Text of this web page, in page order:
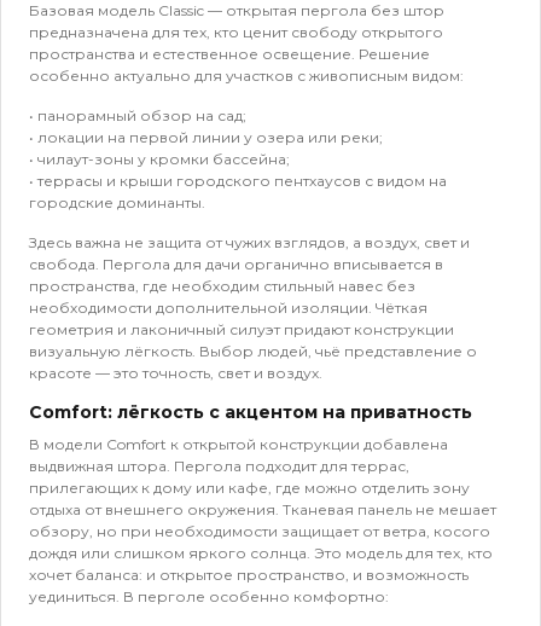
Базовая модель Classic — открытая пергола без штор
предназначена для тех, кто ценит свободу открытого
пространства и естественное освещение. Решение
особенно актуально для участков с живописным видом:
• панорамный обзор на сад;
• локации на первой линии у озера или реки;
• чилаут-зоны у кромки бассейна;
• террасы и крыши городского пентхаусов с видом на
городские доминанты.
Здесь важна не защита от чужих взглядов, а воздух, свет и
свобода. Пергола для дачи органично вписывается в
пространства, где необходим стильный навес без
необходимости дополнительной изоляции. Чёткая
геометрия и лаконичный силуэт придают конструкции
визуальную лёгкость. Выбор людей, чьё представление о
красоте — это точность, свет и воздух.
Comfort: лёгкость с акцентом на приватность
В модели Comfort к открытой конструкции добавлена
выдвижная штора. Пергола подходит для террас,
прилегающих к дому или кафе, где можно отделить зону
отдыха от внешнего окружения. Тканевая панель не мешает
обзору, но при необходимости защищает от ветра, косого
дождя или слишком яркого солнца. Это модель для тех, кто
хочет баланса: и открытое пространство, и возможность
уединиться. В перголе особенно комфортно: